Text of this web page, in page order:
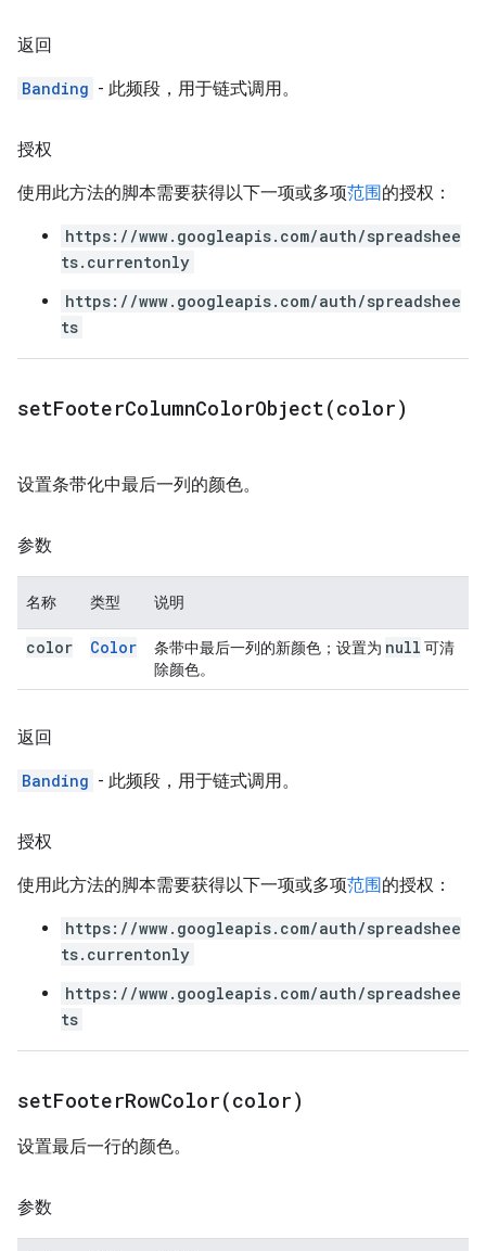
返回
Banding - 此频段，用于链式调用。
授权
使用此方法的脚本需要获得以下一项或多项范围的授权：
https://www.googleapis.com/auth/spreadshee
ts.currentonly
https://www.googleapis.com/auth/spreadshee
ts
setFooterColumnColorObject(color)
设置条带化中最后一列的颜色。
参数
名称 类型 说明
color Color 条带中最后一列的新颜色；设置为 null 可清
除颜色。
返回
Banding - 此频段，用于链式调用。
授权
使用此方法的脚本需要获得以下一项或多项范围的授权：
https://www.googleapis.com/auth/spreadshee
ts.currentonly
https://www.googleapis.com/auth/spreadshee
ts
setFooterRowColor(color)
设置最后一行的颜色。
参数